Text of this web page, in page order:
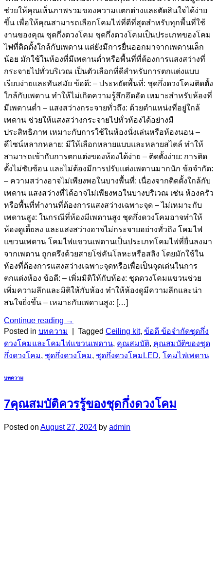
ช่วยให้คุณเห็นภาพรวมของความแตกต่างและตัดสินใจได้ง่าย
ขึ้น เพื่อให้คุณสามารถเลือกโคมไฟที่ดีที่สุดสำหรับทุกพื้นที่ใช้
งานของคุณ ชุดกึ่งดวงโคม ชุดกึ่งดวงโคมเป็นประเภทของโคม
ไฟที่ติดตั้งใกล้กับเพดาน แต่ยังมีการยื่นออกมาจากเพดานเล็ก
น้อย มักใช้ในห้องที่มีเพดานต่ำหรือพื้นที่ที่ต้องการแสงสว่างที่
กระจายไปทั่วบริเวณ เป็นตัวเลือกที่ดีสำหรับการตกแต่งแบบ
เรียบง่ายและทันสมัย ข้อดี: – ประหยัดพื้นที่: ชุดกึ่งดวงโคมติดตั้ง
ใกล้กับเพดาน ทำให้ไม่เกิดความรู้สึกอึดอัด เหมาะสำหรับห้องที่
มีเพดานต่ำ – แสงสว่างกระจายทั่วถึง: ด้วยตำแหน่งที่อยู่ใกล้
เพดาน ช่วยให้แสงสว่างกระจายไปทั่วห้องได้อย่างมี
ประสิทธิภาพ เหมาะกับการใช้ในห้องนั่งเล่นหรือห้องนอน –
ดีไซน์หลากหลาย: มีให้เลือกหลายแบบและหลายสไตล์ ทำให้
สามารถเข้ากับการตกแต่งของห้องได้ง่าย – ติดตั้งง่าย: การติด
ตั้งไม่ซับซ้อน และไม่ต้องมีการปรับแต่งเพดานมากนัก ข้อจำกัด:
– ความสว่างอาจไม่เพียงพอในบางพื้นที่: เนื่องจากติดตั้งใกล้กับ
เพดาน แสงสว่างที่ได้อาจไม่เพียงพอในบางบริเวณ เช่น ห้องครัว
หรือพื้นที่ทำงานที่ต้องการแสงสว่างเฉพาะจุด – ไม่เหมาะกับ
เพดานสูง: ในกรณีที่ห้องมีเพดานสูง ชุดกึ่งดวงโคมอาจทำให้
ห้องดูเตี้ยลง และแสงสว่างอาจไม่กระจายอย่างทั่วถึง โคมไฟ
แขวนเพดาน โคมไฟแขวนเพดานเป็นประเภทโคมไฟที่ยื่นลงมา
จากเพดาน ถูกตรึงด้วยสายโซ่คันโลหะหรือสลิง โดยมักใช้ใน
ห้องที่ต้องการแสงสว่างเฉพาะจุดหรือเพื่อเป็นจุดเด่นในการ
ตกแต่งห้อง ข้อดี: – เพิ่มมิติให้กับห้อง: ชุดดวงโคมแขวนช่วย
เพิ่มความลึกและมิติให้กับห้อง ทำให้ห้องดูมีความลึกและน่า
สนใจยิ่งขึ้น – เหมาะกับเพดานสูง: […]
Continue reading →
Posted in บทความ Tagged Ceiling kit, ข้อดี ข้อจำกัดชุดกึ่ง
ดวงโคมและโคมไฟแขวนเพดาน, คุณสมบัติ, คุณสมบัติของชุด
กึ่งดวงโคม, ชุดกึ่งดวงโคม, ชุดกึ่งดวงโคมLED, โคมไฟเพดาน
บทความ
7คุณสมบัติควรรู้ของชุดกึ่งดวงโคม
Posted on August 27, 2024 by admin